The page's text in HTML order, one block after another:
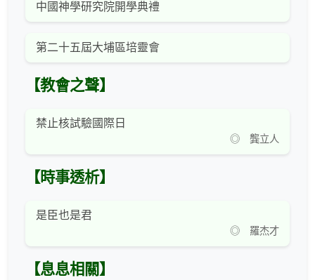
中國神學研究院開學典禮
第二十五屆大埔區培靈會
【教會之聲】
禁止核試驗國際日
◎ 龔立人
【時事透析】
是臣也是君
◎ 羅杰才
【息息相關】